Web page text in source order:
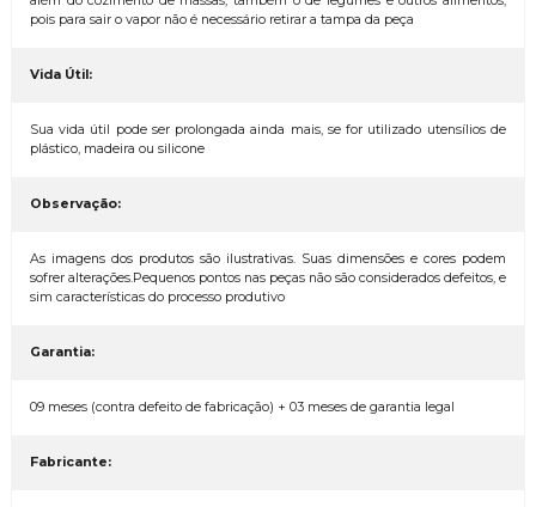
pois para sair o vapor não é necessário retirar a tampa da peça
Vida Útil:
Sua vida útil pode ser prolongada ainda mais, se for utilizado utensílios de
plástico, madeira ou silicone
Observação:
As imagens dos produtos são ilustrativas. Suas dimensões e cores podem
sofrer alterações.Pequenos pontos nas peças não são considerados defeitos, e
sim características do processo produtivo
Garantia:
09 meses (contra defeito de fabricação) + 03 meses de garantia legal
Fabricante: